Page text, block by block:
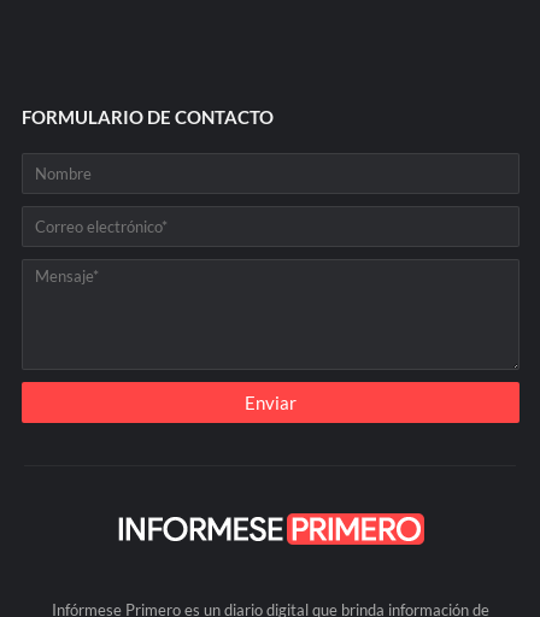
FORMULARIO DE CONTACTO
Infórmese Primero es un diario digital que brinda información de